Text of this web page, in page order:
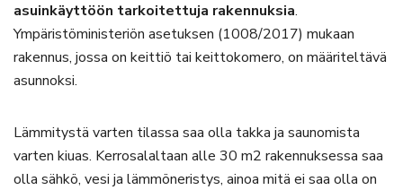
asuinkäyttöön tarkoitettuja rakennuksia.
Ympäristöministeriön asetuksen (1008/2017) mukaan
rakennus, jossa on keittiö tai keittokomero, on määriteltävä
asunnoksi.
Lämmitystä varten tilassa saa olla takka ja saunomista
varten kiuas. Kerrosalaltaan alle 30 m2 rakennuksessa saa
olla sähkö, vesi ja lämmöneristys, ainoa mitä ei saa olla on